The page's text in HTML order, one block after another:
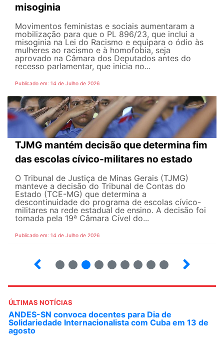
misoginia
Movimentos feministas e sociais aumentaram a
mobilização para que o PL 896/23, que inclui a
misoginia na Lei do Racismo e equipara o ódio às
mulheres ao racismo e à homofobia, seja
aprovado na Câmara dos Deputados antes do
recesso parlamentar, que inicia no...
Publicado em: 14 de Julho de 2026
TJMG mantém decisão que determina fim
das escolas cívico-militares no estado
O Tribunal de Justiça de Minas Gerais (TJMG)
manteve a decisão do Tribunal de Contas do
Estado (TCE-MG) que determina a
descontinuidade do programa de escolas cívico-
militares na rede estadual de ensino. A decisão foi
tomada pela 19ª Câmara Cível do...
Publicado em: 14 de Julho de 2026
ÚLTIMAS NOTÍCIAS
ANDES-SN convoca docentes para Dia de
Solidariedade Internacionalista com Cuba em 13 de
agosto